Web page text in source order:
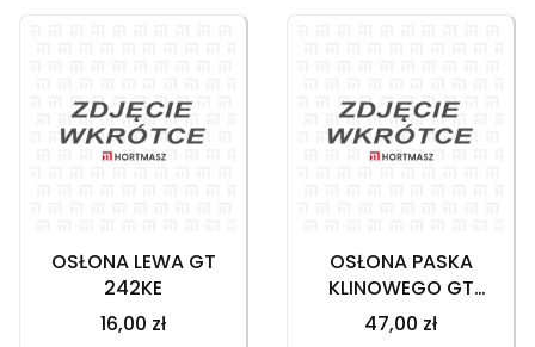
OSŁONA LEWA GT
242KE
16,00 zł
OSŁONA PASKA
KLINOWEGO GT
242KE
47,00 zł